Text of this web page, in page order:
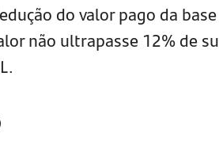
do valor pago da
não ultrapasse 12% de